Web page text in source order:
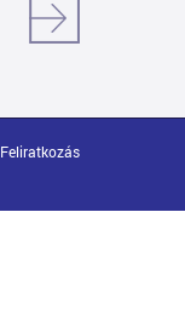
Feliratkozás